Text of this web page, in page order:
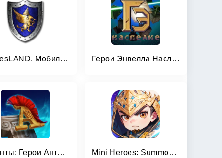
HeroesLAND. Мобильные герои Герои Энвелла Наследие
Атланты: Герои Античности Mini Heroes: Summoners War